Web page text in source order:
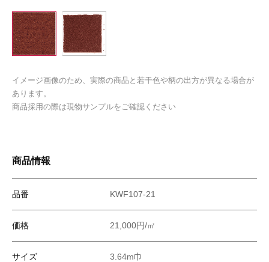
イメージ画像のため、実際の商品と若干色や柄の出方が異なる場合が
あります。
商品採用の際は現物サンプルをご確認ください
商品情報
品番 KWF107-21
価格 21,000円/㎡
サイズ 3.64m巾